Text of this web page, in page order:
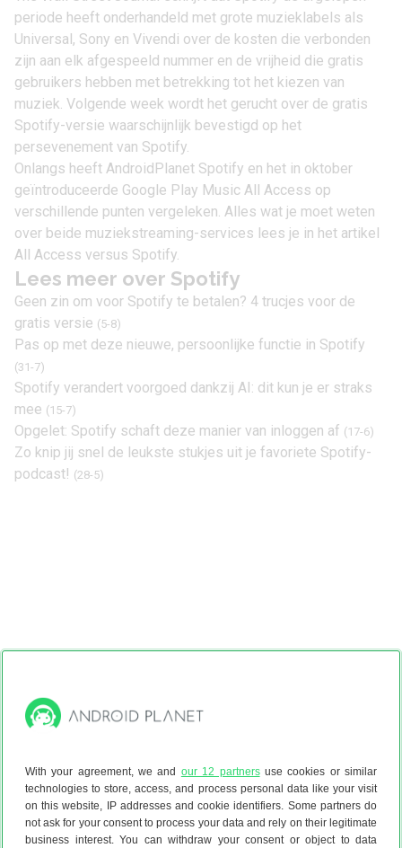
With your agreement, we and our 12 partnersuse cookies or similar
technologies to store, access, and process personal data like your visit
on this website, IP addresses and cookie identifiers. Some partners do
not ask for your consent to process your data and rely on their legitimate
business interest. You can withdraw your consent or object to data
periode heeft onderhandeld met grote muzieklabels als
Universal, Sony en Vivendi over de kosten die verbonden
zijn aan elk afgespeeld nummer en de vrijheid die gratis
gebruikers hebben met betrekking tot het kiezen van
muziek. Volgende week wordt het gerucht over de gratis
Spotify-versie waarschijnlijk bevestigd op het
persevenement van Spotify.
Onlangs heeft AndroidPlanet Spotify en het in oktober
geïntroduceerde Google Play Music All Access op
verschillende punten vergeleken. Alles wat je moet weten
over beide muziekstreaming-services lees je in het artikel
All Access versus Spotify.
Lees meer over Spotify
Geen zin om voor Spotify te betalen? 4 trucjes voor de
gratis versie (5-8)
Pas op met deze nieuwe, persoonlijke functie in Spotify
(31-7)
Spotify verandert voorgoed dankzij AI: dit kun je er straks
mee (15-7)
Opgelet: Spotify schaft deze manier van inloggen af (17-6)
Zo knip jij snel de leukste stukjes uit je favoriete Spotify-
podcast! (28-5)